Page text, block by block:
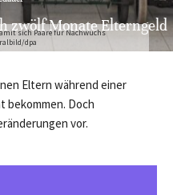
sich Paare für Nachwuchs
dpa
zwölf Monate Elterngeld
Eltern während einer
bekommen. Doch
vor.